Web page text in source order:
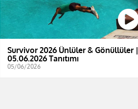
Survivor 2026 Ünlüler & Gönüllüler |
05.06.2026 Tanıtımı
05/06/2026